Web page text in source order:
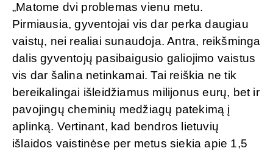
„Matome dvi problemas vienu metu.
Pirmiausia, gyventojai vis dar perka daugiau
vaistų, nei realiai sunaudoja. Antra, reikšminga
dalis gyventojų pasibaigusio galiojimo vaistus
vis dar šalina netinkamai. Tai reiškia ne tik
bereikalingai išleidžiamus milijonus eurų, bet ir
pavojingų cheminių medžiagų patekimą į
aplinką. Vertinant, kad bendros lietuvių
išlaidos vaistinėse per metus siekia apie 1,5